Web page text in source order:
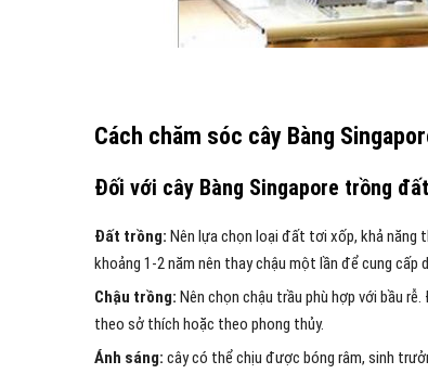
Cách chăm sóc cây Bàng
Đối với cây Bàng Singapore trồng đất
Đất trồng: Nên lựa chọn loại đất tơi xốp, khả
khoảng 1-2 năm nên thay chậu một lần để cung cấp
Chậu trồng: Nên chọn chậu trầu phù hợp với bầu
theo sở thích hoặc theo phong thủy.
Ánh sáng: cây có thể chịu được bóng râm, sinh